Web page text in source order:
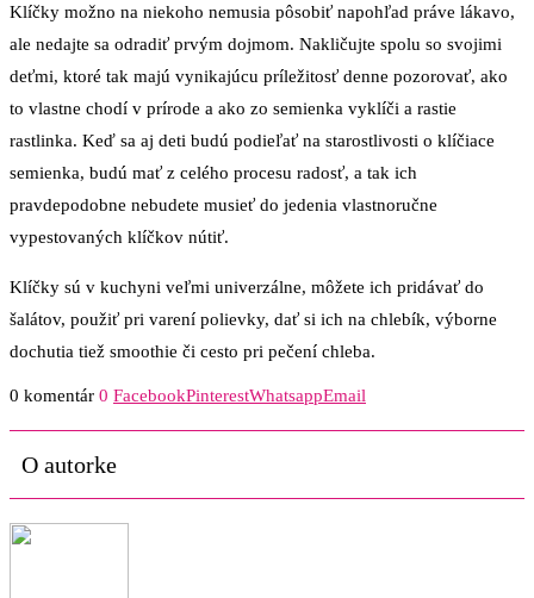
Klíčky možno na niekoho nemusia pôsobiť napohľad práve lákavo,
ale nedajte sa odradiť prvým dojmom. Nakličujte spolu so svojimi
deťmi, ktoré tak majú vynikajúcu príležitosť denne pozorovať, ako
to vlastne chodí v prírode a ako zo semienka vyklíči a rastie
rastlinka. Keď sa aj deti budú podieľať na starostlivosti o klíčiace
semienka, budú mať z celého procesu radosť, a tak ich
pravdepodobne nebudete musieť do jedenia vlastnoručne
vypestovaných klíčkov nútiť.
Klíčky sú v kuchyni veľmi univerzálne, môžete ich pridávať do
šalátov, použiť pri varení polievky, dať si ich na chlebík, výborne
dochutia tiež smoothie či cesto pri pečení chleba.
0 komentár 0 FacebookPinterestWhatsappEmail
O autorke